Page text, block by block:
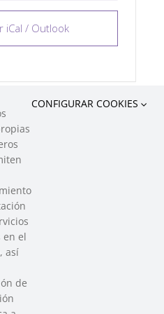
iCal / Outlook
EVENTO
en el
así
de
CONFIGURAR COOKIES